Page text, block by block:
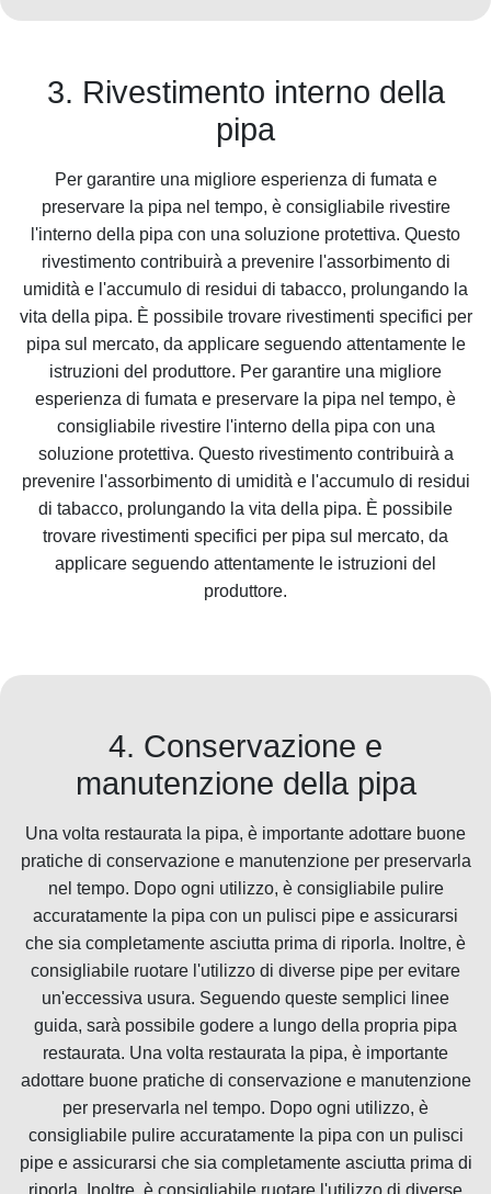
3. Rivestimento interno della
pipa
Per garantire una migliore esperienza di fumata e
preservare la pipa nel tempo, è consigliabile rivestire
l'interno della pipa con una soluzione protettiva. Questo
rivestimento contribuirà a prevenire l'assorbimento di
umidità e l'accumulo di residui di tabacco, prolungando la
vita della pipa. È possibile trovare rivestimenti specifici per
pipa sul mercato, da applicare seguendo attentamente le
istruzioni del produttore. Per garantire una migliore
esperienza di fumata e preservare la pipa nel tempo, è
consigliabile rivestire l'interno della pipa con una
soluzione protettiva. Questo rivestimento contribuirà a
prevenire l'assorbimento di umidità e l'accumulo di residui
di tabacco, prolungando la vita della pipa. È possibile
trovare rivestimenti specifici per pipa sul mercato, da
applicare seguendo attentamente le istruzioni del
produttore.
4. Conservazione e
manutenzione della pipa
Una volta restaurata la pipa, è importante adottare buone
pratiche di conservazione e manutenzione per preservarla
nel tempo. Dopo ogni utilizzo, è consigliabile pulire
accuratamente la pipa con un pulisci pipe e assicurarsi
che sia completamente asciutta prima di riporla. Inoltre, è
consigliabile ruotare l'utilizzo di diverse pipe per evitare
un'eccessiva usura. Seguendo queste semplici linee
guida, sarà possibile godere a lungo della propria pipa
restaurata. Una volta restaurata la pipa, è importante
adottare buone pratiche di conservazione e manutenzione
per preservarla nel tempo. Dopo ogni utilizzo, è
consigliabile pulire accuratamente la pipa con un pulisci
pipe e assicurarsi che sia completamente asciutta prima di
riporla. Inoltre, è consigliabile ruotare l'utilizzo di diverse